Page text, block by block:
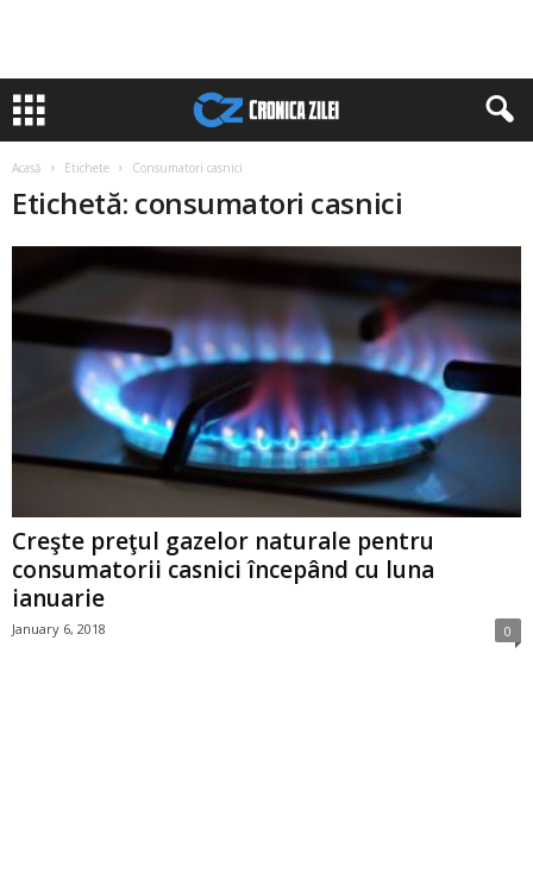
Acasă Etichete Consumatori casnici
Etichetă: consumatori casnici
Creşte preţul gazelor naturale pentru
consumatorii casnici începând cu luna
ianuarie
January 6, 2018 0